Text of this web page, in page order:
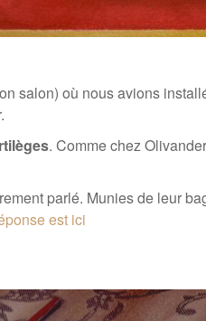
salon) où nous avions
. Comme chez
parlé. Munies de leur
est ici